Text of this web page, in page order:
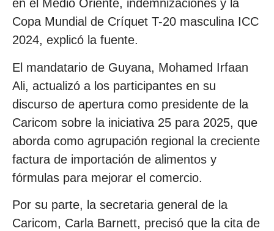
en el Medio Oriente, indemnizaciones y la
Copa Mundial de Críquet T-20 masculina ICC
2024, explicó la fuente.
El mandatario de Guyana, Mohamed Irfaan
Ali, actualizó a los participantes en su
discurso de apertura como presidente de la
Caricom sobre la iniciativa 25 para 2025, que
aborda como agrupación regional la creciente
factura de importación de alimentos y
fórmulas para mejorar el comercio.
Por su parte, la secretaria general de la
Caricom, Carla Barnett, precisó que la cita de